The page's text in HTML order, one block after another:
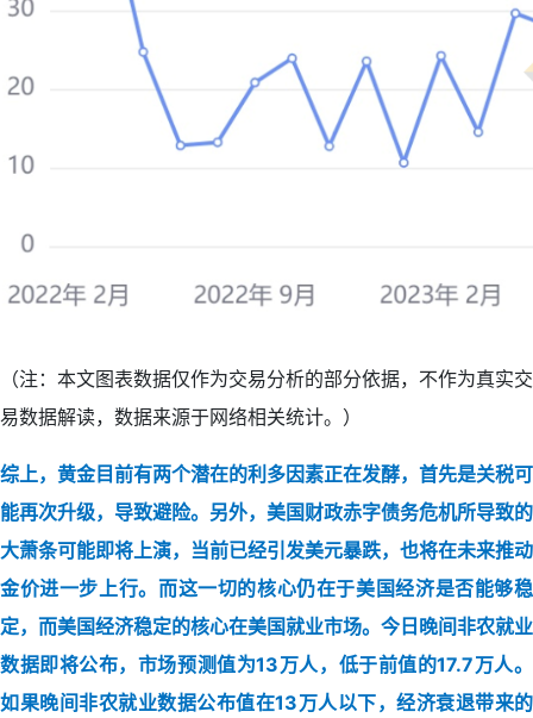
（注：本文图表数据仅作为交易分析的部分依据，不作为真实交
易数据解读，数据来源于网络相关统计。）
综上，黄金目前有两个潜在的利多因素正在发酵，首先是关税可
能再次升级，导致避险。另外，美国财政赤字债务危机所导致的
大萧条可能即将上演，当前已经引发美元暴跌，也将在未来推动
金价进一步上行。而这一切的核心仍在于美国经济是否能够稳
定，而美国经济稳定的核心在美国就业市场。今日晚间非农就业
数据即将公布，市场预测值为13万人，低于前值的17.7万人。
如果晚间非农就业数据公布值在13万人以下，经济衰退带来的